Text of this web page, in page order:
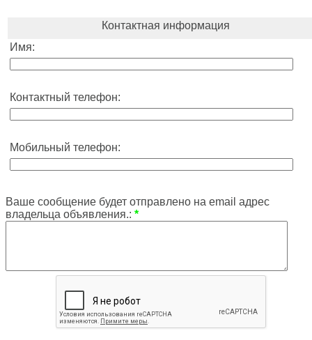
Контактная информация
Имя:
Контактный телефон:
Мобильный телефон:
Ваше сообщение будет отправлено на email адрес
владельца объявления.: *